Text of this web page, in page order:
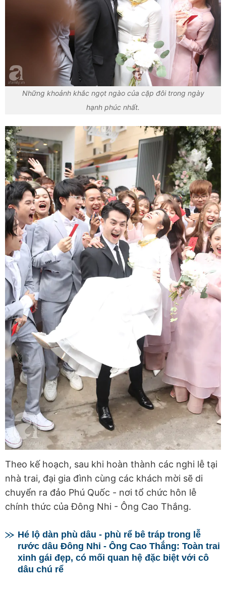
Những khoảnh khắc ngọt ngào của cặp đôi trong ngày
hạnh phúc nhất.
Theo kế hoạch, sau khi hoàn thành các nghi lễ tại
nhà trai, đại gia đình cùng các khách mời sẽ di
chuyển ra đảo Phú Quốc - nơi tổ chức hôn lễ
chính thức của Đông Nhi - Ông Cao Thắng.
Hé lộ dàn phù dâu - phù rể bê tráp trong lễ
rước dâu Đông Nhi - Ông Cao Thắng: Toàn trai
xinh gái đẹp, có mối quan hệ đặc biệt với cô
dâu chú rể